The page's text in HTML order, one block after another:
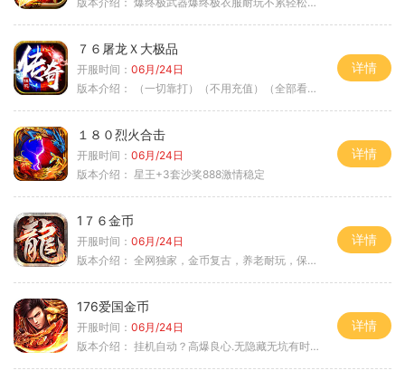
７６屠龙Ｘ大极品
开服时间： 06月/24日
版本介绍：
（一切靠打）（不用充值）（全部看脸）
详情
１８０烈火合击
开服时间： 06月/24日
版本介绍： 星王+3套沙奖888激情稳定
详情
1７６金币
开服时间： 06月/24日
版本介绍： 全网独家，金币复古，养老耐玩，保底回収
详情
176爱国金币
开服时间： 06月/24日
版本介绍： 挂机自动？高爆良心.无隐藏无坑有时间就是
详情